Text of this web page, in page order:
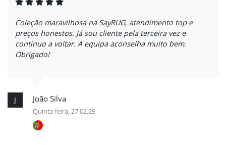
Coleção maravilhosa na SayRUG, atendimento top e
preços honestos. Já sou cliente pela terceira vez e
continuo a voltar. A equipa aconselha muito bem.
Obrigado!
J João Silva
Quinta-feira, 27.02.25